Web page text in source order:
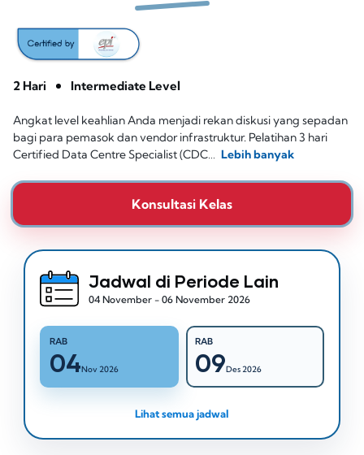
2 Hari Intermediate Level
Angkat level keahlian Anda menjadi rekan diskusi yang sepadan
bagi para pemasok dan vendor infrastruktur. Pelatihan 3 hari
Certified Data Centre Specialist (CDC… Lebih banyak
Konsultasi Kelas
Jadwal di Periode Lain
04 November - 06 November 2026
RAB
04Nov 2026
RAB
09Des 2026
Lihat semua jadwal